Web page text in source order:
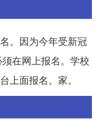
。因为今年受新冠
在网上报名。学校
上面报名。家。